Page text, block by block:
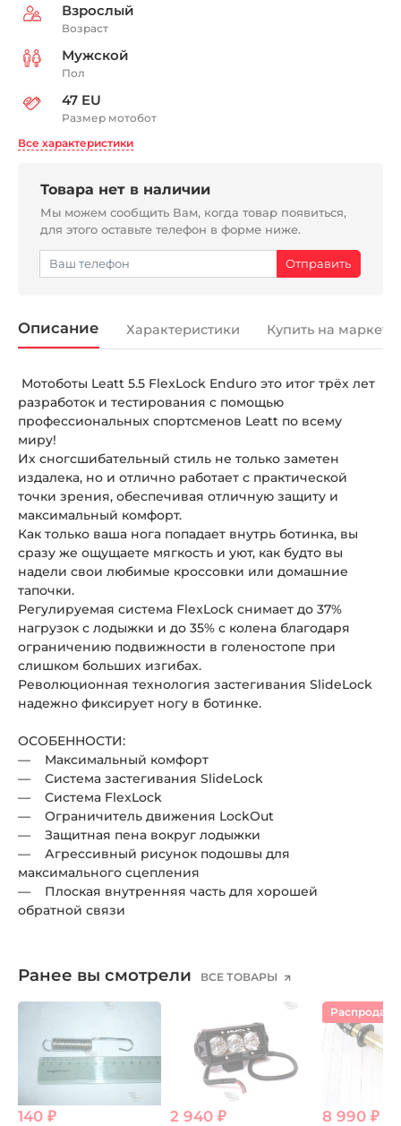
Взрослый
Возраст
Мужской
Пол
47 EU
Размер мотобот
Все характеристики
Товара нет в наличии
Мы можем сообщить Вам, когда товар появиться,
для этого оставьте телефон в форме ниже.
Описание Характеристики Купить на
Мотоботы Leatt 5.5 FlexLock Enduro это итог трёх лет
разработок и тестирования с помощью
профессиональных спортсменов Leatt по всему
миру!
Их сногсшибательный стиль не только заметен
издалека, но и отлично работает с практической
точки зрения, обеспечивая отличную защиту и
максимальный комфорт.
Как только ваша нога попадает внутрь ботинка, вы
сразу же ощущаете мягкость и уют, как будто вы
надели свои любимые кроссовки или домашние
тапочки.
Регулируемая система FlexLock снимает до 37%
нагрузок с лодыжки и до 35% с колена благодаря
ограничению подвижности в голеностопе при
слишком больших изгибах.
Революционная технология застегивания SlideLock
надежно фиксирует ногу в ботинке.
ОСОБЕННОСТИ:
— Максимальный комфорт
— Система застегивания SlideLock
— Система FlexLock
— Ограничитель движения LockOut
— Защитная пена вокруг лодыжки
— Агрессивный рисунок подошвы для
максимального сцепления
— Плоская внутренняя часть для хорошей
обратной связи
Ранее вы смотрели ВСЕ ТОВАРЫ
140 ₽ 2 940 ₽
Распродажа
8 990 ₽